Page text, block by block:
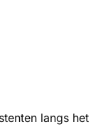
langs het